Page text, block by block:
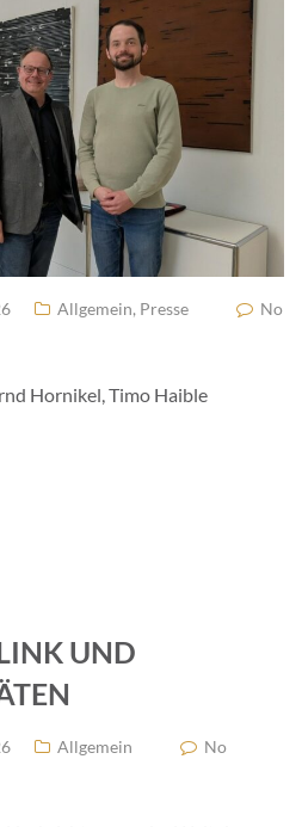
Allgemein, Presse
No
Hornikel, Timo Haible
UND
Allgemein
No